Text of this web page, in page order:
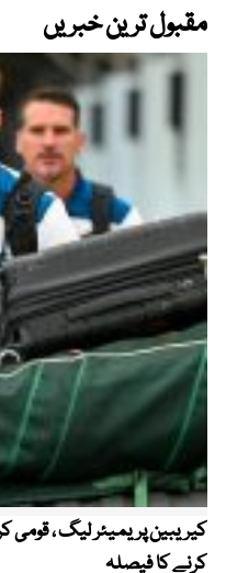
مقبول ترین خبریں
کرنے کا فیصلہ